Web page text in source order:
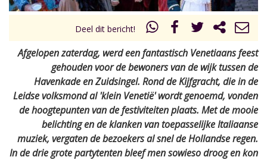
Deel dit bericht!
Afgelopen zaterdag, werd een fantastisch Venetiaans feest
gehouden voor de bewoners van de wijk tussen de
Havenkade en Zuidsingel. Rond de Kijfgracht, die in de
Leidse volksmond al 'klein Venetië' wordt genoemd, vonden
de hoogtepunten van de festiviteiten plaats. Met de mooie
belichting en de klanken van toepasselijke Italiaanse
muziek, vergaten de bezoekers al snel de Hollandse regen.
In de drie grote partytenten bleef men sowieso droog en kon